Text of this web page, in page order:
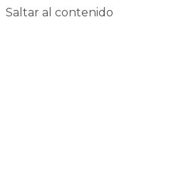
Saltar al contenido